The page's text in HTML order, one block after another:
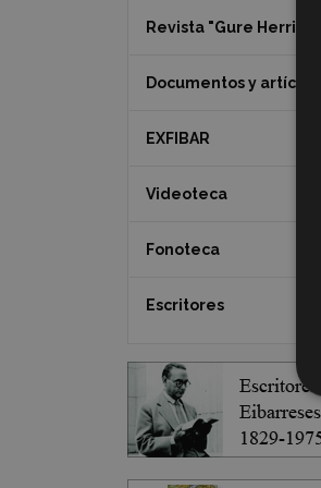
Revista "Gure Herria"
Documentos y artículos
EXFIBAR
Videoteca
Fonoteca
Escritores